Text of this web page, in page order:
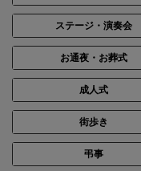
ステージ・演奏会
お通夜・お葬式
成人式
街歩き
弔事